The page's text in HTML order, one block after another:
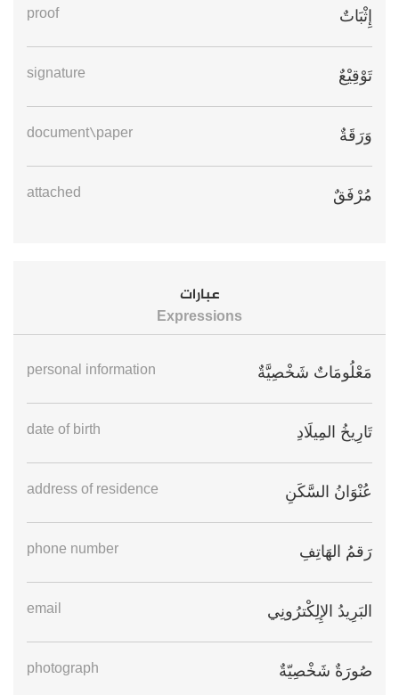
إِثْبَاتٌ proof
تَوْقِيْعٌ signature
وَرَقَةٌ document\paper
مُرْفَقٌ attached
عبارات
Expressions
مَعْلُومَاتٌ شَخْصِيَّةٌ personal information
تَارِيخُ المِيلَادِ date of birth
عُنْوَانُ السَّكَنِ address of residence
رَقمُ الهَاتِفِ phone number
البَرِيدُ الإِلِكْترُونِي email
صُورَةٌ شَخْصِيّةٌ photograph